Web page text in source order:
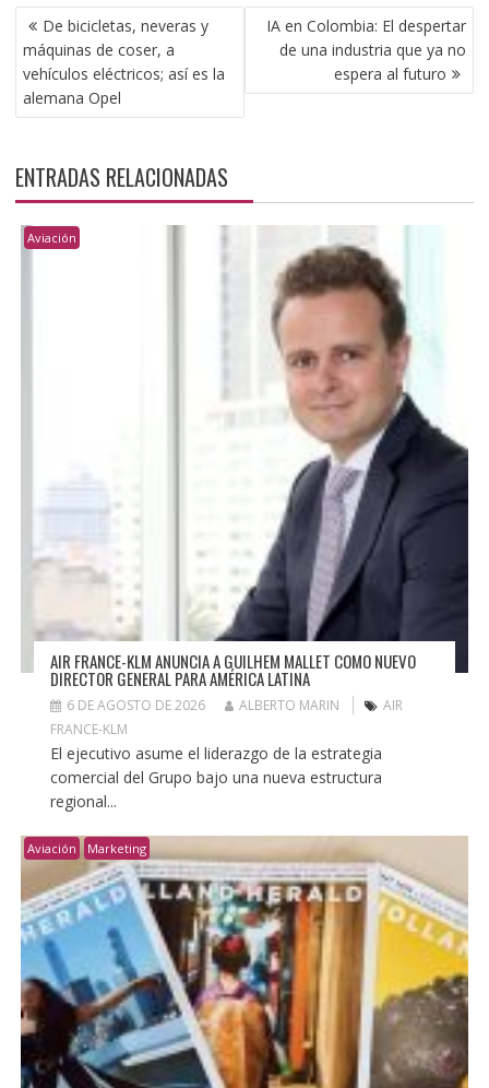
NAVEGACIÓN
DE
ENTRADAS
De bicicletas, neveras y
máquinas de coser, a
vehículos eléctricos; así es la
alemana Opel
IA en Colombia: El despertar
de una industria que ya no
espera al futuro
ENTRADAS RELACIONADAS
Aviación
AIR FRANCE-KLM ANUNCIA A GUILHEM MALLET COMO NUEVO
DIRECTOR GENERAL PARA AMÉRICA LATINA
6 DE AGOSTO DE 2026 ALBERTO MARIN
AIR
FRANCE-KLM
El ejecutivo asume el liderazgo de la estrategia
comercial del Grupo bajo una nueva estructura
regional...
Aviación Marketing